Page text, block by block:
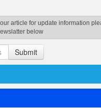
article for update information
below
Submit